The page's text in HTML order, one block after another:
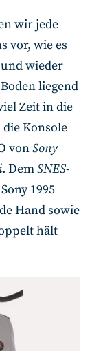
wir jede
vor, wie es
wieder
liegend
Zeit in die
Konsole
vonSony
. DemSNES-
1995
Hand sowie
hält